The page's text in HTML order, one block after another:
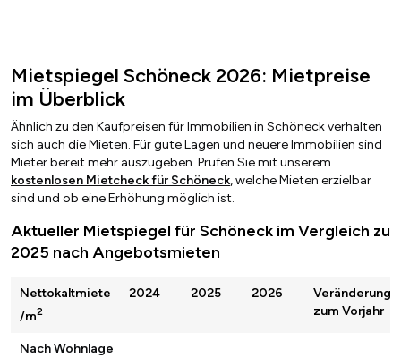
Mietspiegel Schöneck 2026: Mietpreise
im Überblick
Ähnlich zu den Kaufpreisen für Immobilien in Schöneck verhalten
sich auch die Mieten. Für gute Lagen und neuere Immobilien sind
Mieter bereit mehr auszugeben. Prüfen Sie mit unserem
kostenlosen Mietcheck für Schöneck, welche Mieten erzielbar
sind und ob eine Erhöhung möglich ist.
Aktueller Mietspiegel für Schöneck im Vergleich zu
2025 nach Angebotsmieten
Nettokaltmiete
/m2
2024 2025 2026
Veränderung
zum Vorjahr
Nach Wohnlage